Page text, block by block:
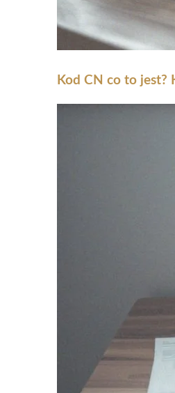
Kod CN co to